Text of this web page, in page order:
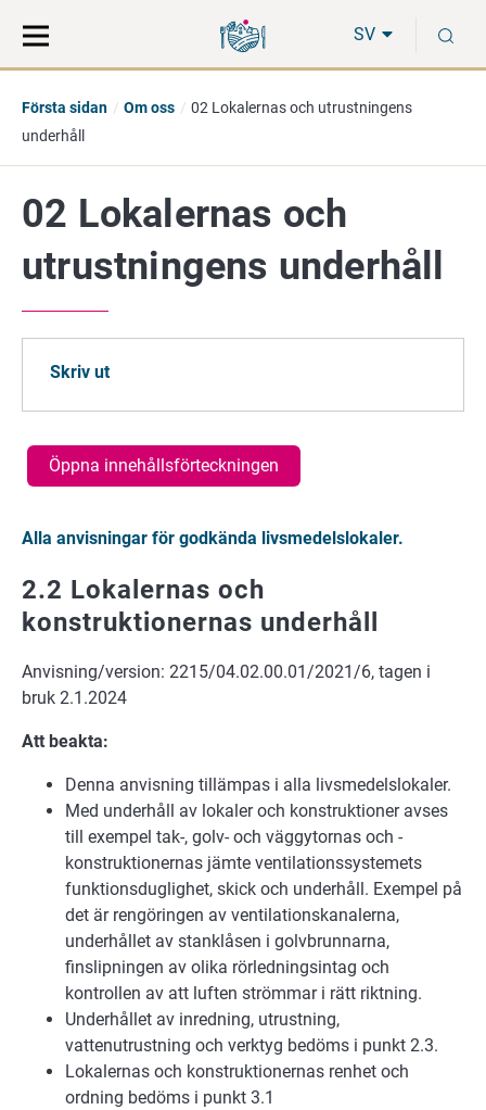
direkt
till
på
hela
SV
Första sidan Om oss
02 Lokalernas och utrustningens
underhåll
02 Lokalernas och
utrustningens underhåll
Skriv ut
Öppna innehållsförteckningen
Alla anvisningar för godkända livsmedelslokaler.
2.2 Lokalernas och
konstruktionernas underhåll
Anvisning/version: 2215/04.02.00.01/2021/6, tagen i
bruk 2.1.2024
Att beakta:
Denna anvisning tillämpas i alla livsmedelslokaler.
Med underhåll av lokaler och konstruktioner avses
till exempel tak-, golv- och väggytornas och -
konstruktionernas jämte ventilationssystemets
funktionsduglighet, skick och underhåll. Exempel på
det är rengöringen av ventilationskanalerna,
underhållet av stanklåsen i golvbrunnarna,
finslipningen av olika rörledningsintag och
kontrollen av att luften strömmar i rätt riktning.
Underhållet av inredning, utrustning,
vattenutrustning och verktyg bedöms i punkt 2.3.
Lokalernas och konstruktionernas renhet och
ordning bedöms i punkt 3.1